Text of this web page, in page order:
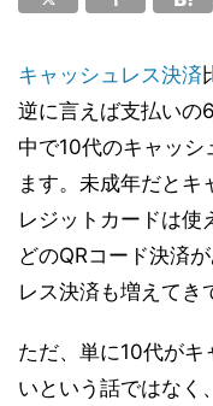
キャッシュレス決済
逆に言えば支払いの
中で10代のキャッ
ます。未成年だとキ
レジットカードは使
どのQRコード決済
レス決済も増えてき
ただ、単に10代が
いという話ではなく